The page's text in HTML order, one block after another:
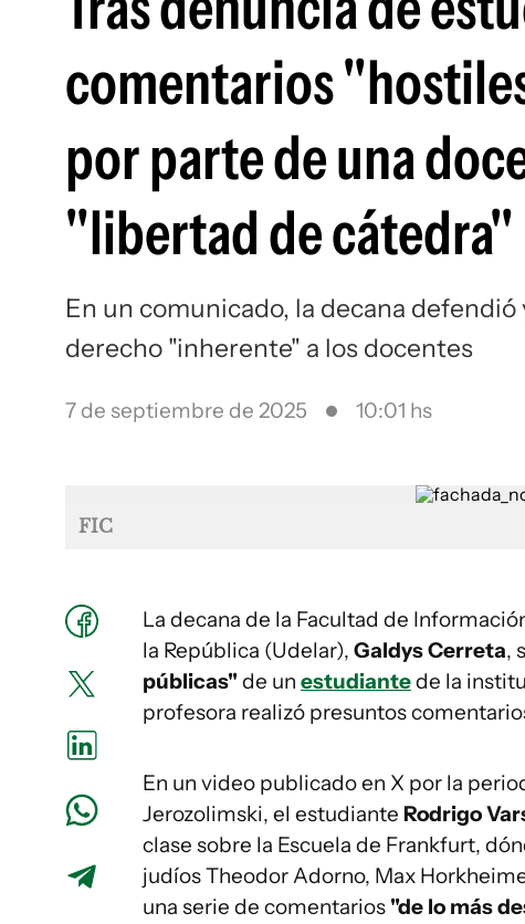
comentarios
por parte de una
"libertad de cátedra"
En un comunicado, la decana
derecho "inherente" a los docentes
7 de septiembre de 2025 10:01 hs
FIC
La decana de la Facultad de
la República (Udelar), Galdys Cerreta,
públicas"de un estudiantede la
profesora realizó presuntos
En un video publicado en X por la
Jerozolimski, el estudiante Rodrigo
clase sobre la Escuela de Frankfurt,
judíos Theodor Adorno, Max
una serie de comentarios "de lo más